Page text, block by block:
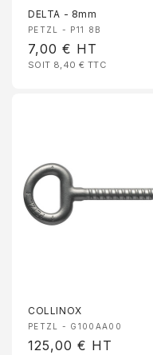
DELTA - 8mm
Fournisseur :
PETZL - P11 8B
Prix
habituel
7,00 € HT
SOIT 8,40 € TTC
COLLINOX
Fournisseur :
PETZL - G100AA00
Prix
125,00 € HT